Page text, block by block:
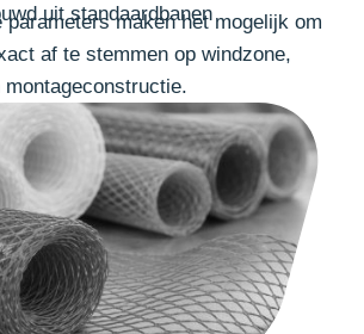
uit standaardbanen
parameters maken het mogelijk om
af te stemmen op windzone,